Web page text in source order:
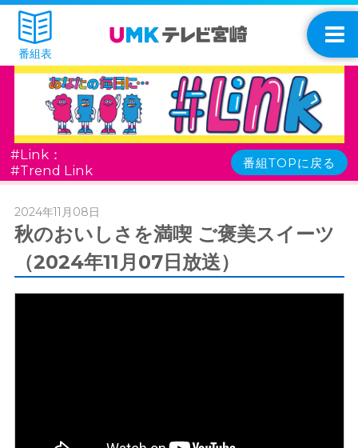
番組表
#Link：
#Trend Link
番組TOPに戻る
2024年11月08日
秋のおいしさを満喫 ご褒美スイーツ
（2024年11月07日放送）